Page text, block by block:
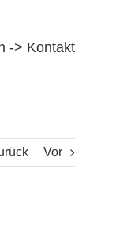
-> Kontakt
Vor